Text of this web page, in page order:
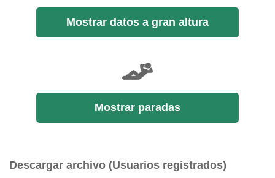
Mostrar datos a gran altura
Mostrar paradas
Descargar archivo (Usuarios registrados)